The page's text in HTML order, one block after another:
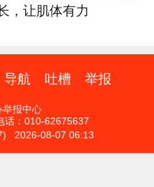
，让肌体有力
导航 吐槽 举报
举报中心
话：010-62675637
2026-08-07 06:13